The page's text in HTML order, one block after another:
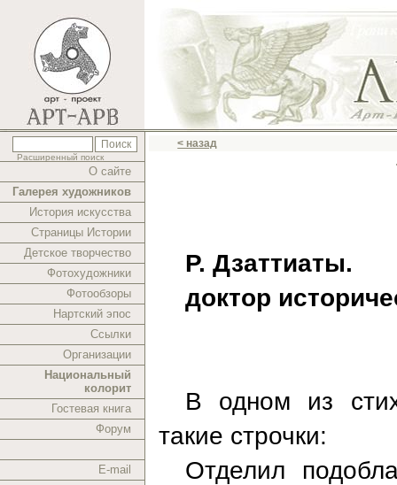
Расширенный поиск
О сайте
Галерея художников
История искусства
Страницы Истории
Детское творчество
Фотохудожники
Фотообзоры
Нартский эпос
Ссылки
Организации
Национальный
колорит
Гостевая книга
Форум
E-mail
< назад
Р. Дзаттиаты.
доктор
В одном из
такие строчки:
Отделил